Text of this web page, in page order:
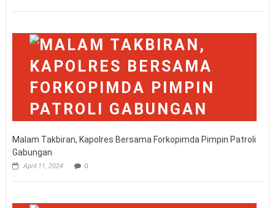
Malam Takbiran, Kapolres Bersama Forkopimda Pimpin Patroli
Gabungan
April 11, 2024 0